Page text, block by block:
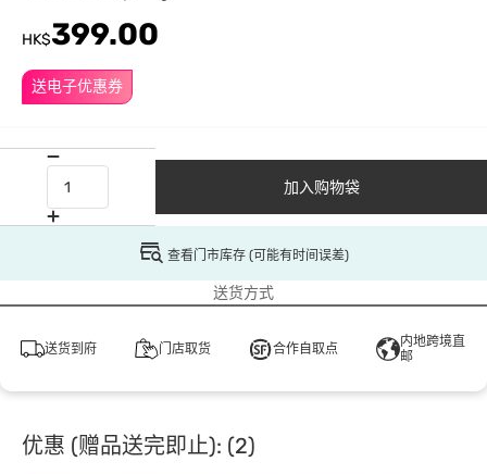
送电子优惠券
HK$399.00
加入购物袋
查看门市库存 (可能有时间误差)
送货方式
送货到府 门店取货 合作自取点
内地跨境直
邮
优惠 (赠品送完即止): (2)